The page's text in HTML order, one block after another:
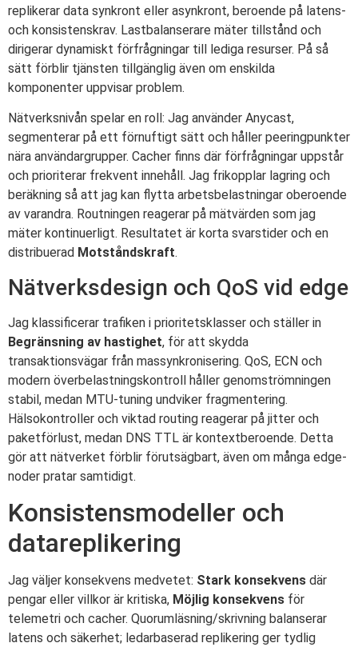
replikerar data synkront eller asynkront, beroende på latens-
och konsistenskrav. Lastbalanserare mäter tillstånd och
dirigerar dynamiskt förfrågningar till lediga resurser. På så
sätt förblir tjänsten tillgänglig även om enskilda
komponenter uppvisar problem.
Nätverksnivån spelar en roll: Jag använder Anycast,
segmenterar på ett förnuftigt sätt och håller peeringpunkter
nära användargrupper. Cacher finns där förfrågningar uppstår
och prioriterar frekvent innehåll. Jag frikopplar lagring och
beräkning så att jag kan flytta arbetsbelastningar oberoende
av varandra. Routningen reagerar på mätvärden som jag
mäter kontinuerligt. Resultatet är korta svarstider och en
distribuerad Motståndskraft.
Nätverksdesign och QoS vid edge
Jag klassificerar trafiken i prioritetsklasser och ställer in
Begränsning av hastighet, för att skydda
transaktionsvägar från massynkronisering. QoS, ECN och
modern överbelastningskontroll håller genomströmningen
stabil, medan MTU-tuning undviker fragmentering.
Hälsokontroller och viktad routing reagerar på jitter och
paketförlust, medan DNS TTL är kontextberoende. Detta
gör att nätverket förblir förutsägbart, även om många edge-
noder pratar samtidigt.
Konsistensmodeller och
datareplikering
Jag väljer konsekvens medvetet: Stark konsekvens där
pengar eller villkor är kritiska, Möjlig konsekvens för
telemetri och cacher. Quorumläsning/skrivning balanserar
latens och säkerhet; ledarbaserad replikering ger tydlig